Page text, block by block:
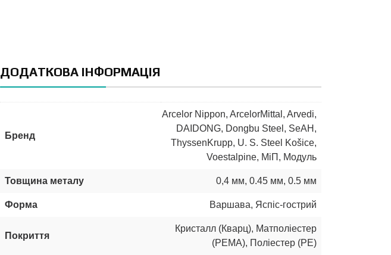
ДОДАТКОВА ІНФОРМАЦІЯ
Бренд
Arcelor Nippon, ArcelorMittal , Arvedi,
DAIDONG, Dongbu Steel , SeAH ,
ThyssenKrupp, U. S. Steel Košice,
Voestalpine, МіП , Модуль
Товщина металу 0,4 мм, 0.45 мм, 0.5 мм
Форма Варшава, Яспіс-гострий
Покриття
Кристалл (Кварц), Матполіестер
(РЕМА), Поліестер (РЕ)